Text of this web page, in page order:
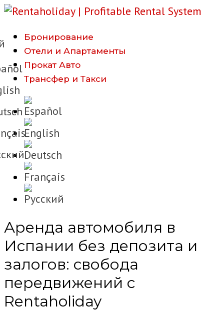
Бронирование
Отели и Апартаменты
Прокат Авто
Трансфер и Такси
Аренда автомобиля в
Испании без депозита и
залогов: свобода
передвижений с
Rentaholiday